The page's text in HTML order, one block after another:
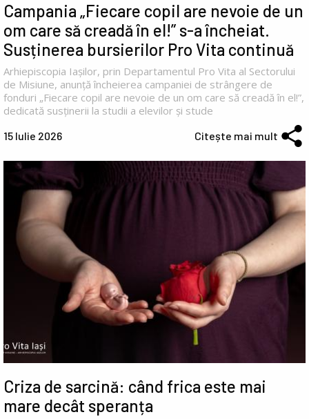
Campania „Fiecare copil are nevoie de un
om care să creadă în el!” s-a încheiat.
Susținerea bursierilor Pro Vita continuă
Arhiepiscopia Iașilor, prin Departamentul Pro Vita al Sectorului
de Misiune, anunță încheierea campaniei de strângere de
fonduri „Fiecare copil are nevoie de un om care să creadă în el!”,
dedicată susținerii la studii a elevilor și stude
15 Iulie 2026 Citește mai mult
Criza de sarcină: când frica este mai
mare decât speranța